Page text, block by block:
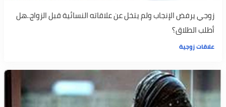
زوجي يرفض الإنجاب ولم يتخل عن علاقاته النسائية قبل الزواج..هل
أطلب الطلاق؟
علاقات زوجية